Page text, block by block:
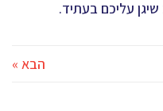
עליכם בעתיד.
הבא »